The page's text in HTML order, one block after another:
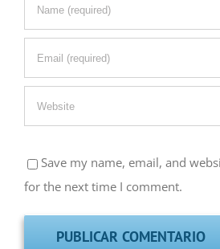
Save my name, email, and
for the next time I comment.